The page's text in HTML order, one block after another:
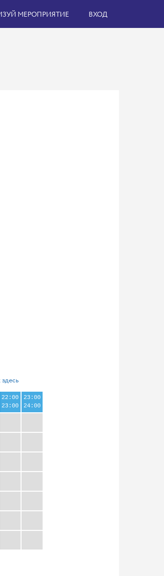
МЕРОПРИЯТИЕ ВХОД
22:00
23:00
23:00
24:00